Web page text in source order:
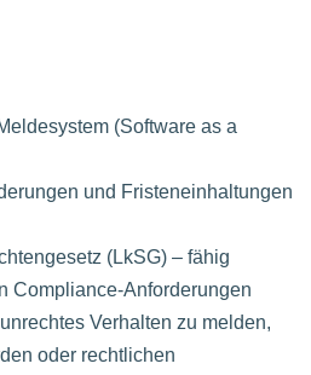
(Software as a
und Fristeneinhaltungen
(LkSG) – fähig
Compliance-Anforderungen
Verhalten zu melden,
oder rechtlichen